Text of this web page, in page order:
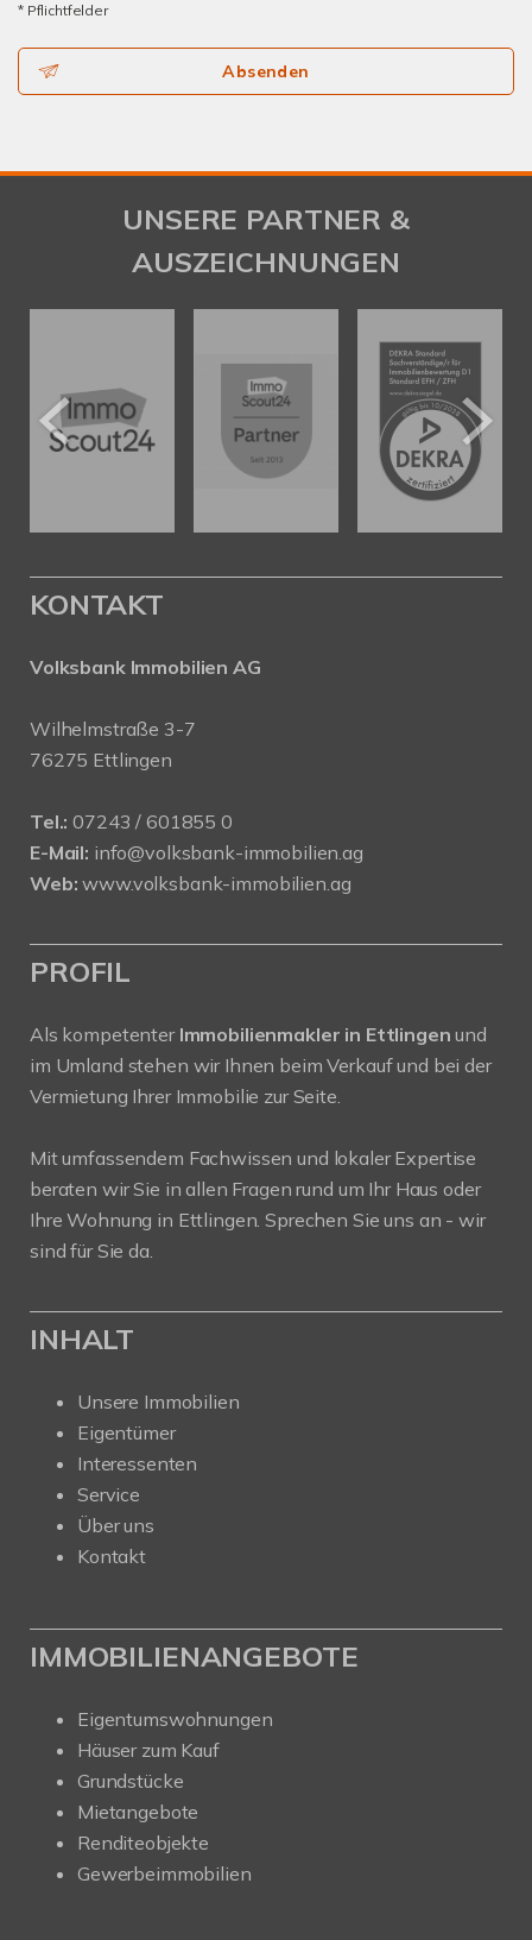
* Pflichtfelder
Absenden
UNSERE PARTNER &
AUSZEICHNUNGEN
KONTAKT
Volksbank Immobilien AG
Wilhelmstraße 3-7
76275 Ettlingen
Tel.: 07243 / 601855 0
E-Mail: info@volksbank-immobilien.ag
Web: www.volksbank-immobilien.ag
PROFIL
Als kompetenter Immobilienmakler in Ettlingen und
im Umland stehen wir Ihnen beim Verkauf und bei der
Vermietung Ihrer Immobilie zur Seite.
Mit umfassendem Fachwissen und lokaler Expertise
beraten wir Sie in allen Fragen rund um Ihr Haus oder
Ihre Wohnung in Ettlingen. Sprechen Sie uns an - wir
sind für Sie da.
INHALT
Unsere Immobilien
Eigentümer
Interessenten
Service
Über uns
Kontakt
IMMOBILIENANGEBOTE
Eigentumswohnungen
Häuser zum Kauf
Grundstücke
Mietangebote
Renditeobjekte
Gewerbeimmobilien